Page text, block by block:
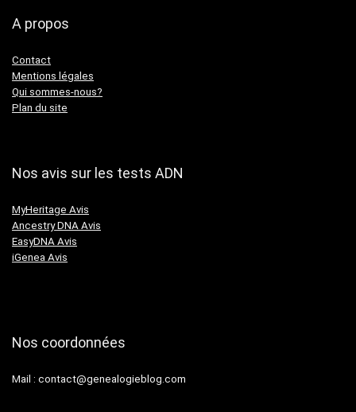
A propos
Contact
Mentions légales
Qui sommes-nous?
Plan du site
Nos avis sur les tests ADN
MyHeritage Avis
Ancestry DNA Avis
EasyDNA Avis
iGenea Avis
Nos coordonnées
Mail : contact@genealogieblog.com